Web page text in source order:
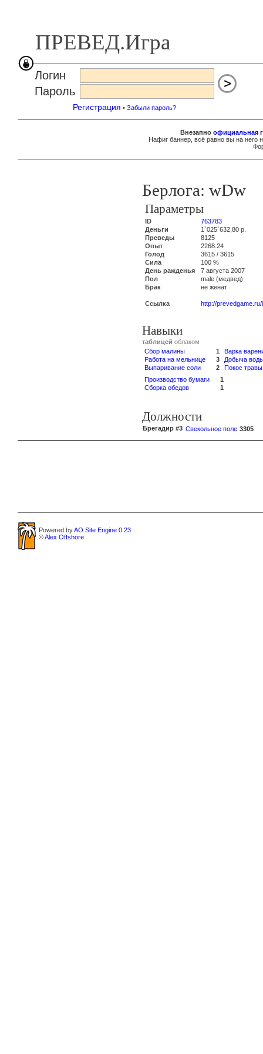
ПРЕВЕД.Игра
Логин
Пароль
Регистрация • Забыли пароль?
Внезапно официальная
Нафиг баннер, всё равно вы на
Берлога: wDw
Параметры
ID
763783
Деньги
1`025`632,80 р.
Преведы
8125
Опыт
2268.24
Голод
3615 / 3615
Сила
100 %
День ражденья
7 августа 2007
Пол
male (медвед)
Брак
не женат
Ссылка http://
Навыки
таблицей облаком
Сбор малины
1
Работа на мельнице
3
Выпаривание соли
2
Варка
Добыча
Покос травы
Производство бумаги
1
Сборка обедов
1
Должности
Брегадир #3 Свекольное поле 3305
Powered byAO Site Engine 0.23
©Alex Offshore